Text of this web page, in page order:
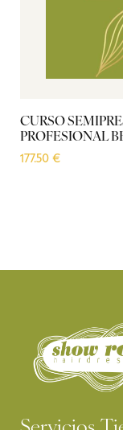
CURSO
PROFESIONAL
177.50 €